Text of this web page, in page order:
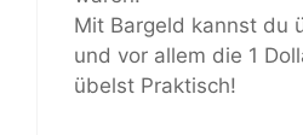
Mit Bargeld kannst du
und vor allem die 1
übelst Praktisch!